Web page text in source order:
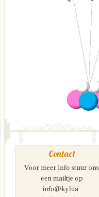
Contact
Voor meer info stuur ons
een mailtje op
info@kylua-